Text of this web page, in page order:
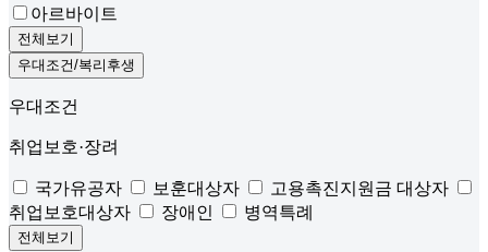
아르바이트
전체보기
우대조건/복리후생
우대조건
취업보호·장려
국가유공자 보훈대상자
고용촉진지원금 대상자
취업보호대상자
장애인 병역특례
전체보기